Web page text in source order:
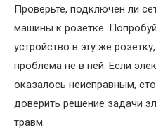
Проверьте, подключен ли
машины к розетке.
устройство в эту же
проблема не в ней. Если
оказалось неисправным,
доверить решение задачи
травм.